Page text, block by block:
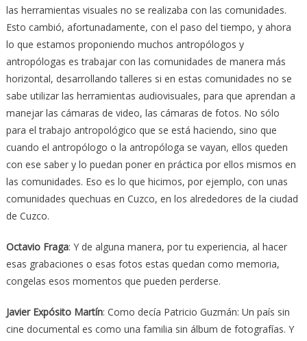
las herramientas visuales no se realizaba con las comunidades.
Esto cambió, afortunadamente, con el paso del tiempo, y ahora
lo que estamos proponiendo muchos antropólogos y
antropólogas es trabajar con las comunidades de manera más
horizontal, desarrollando talleres si en estas comunidades no se
sabe utilizar las herramientas audiovisuales, para que aprendan a
manejar las cámaras de video, las cámaras de fotos. No sólo
para el trabajo antropológico que se está haciendo, sino que
cuando el antropólogo o la antropóloga se vayan, ellos queden
con ese saber y lo puedan poner en práctica por ellos mismos en
las comunidades. Eso es lo que hicimos, por ejemplo, con unas
comunidades quechuas en Cuzco, en los alrededores de la ciudad
de Cuzco.
Octavio Fraga: Y de alguna manera, por tu experiencia, al hacer
esas grabaciones o esas fotos estas quedan como memoria,
congelas esos momentos que pueden perderse.
Javier Expósito Martín: Como decía Patricio Guzmán: Un país sin
cine documental es como una familia sin álbum de fotografías. Y